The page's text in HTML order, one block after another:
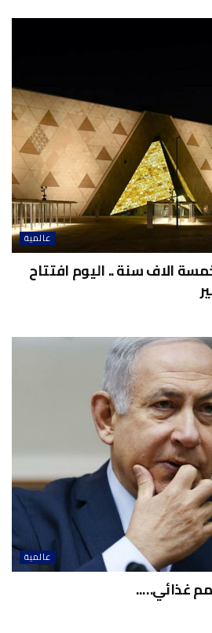
عالمية
الاف سنة .. اليوم افتتاح
عالمية
غذائي…..